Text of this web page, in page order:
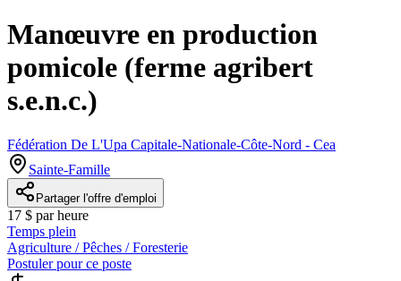
Manœuvre en production
pomicole (ferme agribert
s.e.n.c.)
Fédération De L'Upa Capitale-Nationale-Côte-Nord - Cea
Sainte-Famille
Partager l'offre d'emploi
17 $ par heure
Temps plein
Agriculture / Pêches / Foresterie
Postuler pour ce poste